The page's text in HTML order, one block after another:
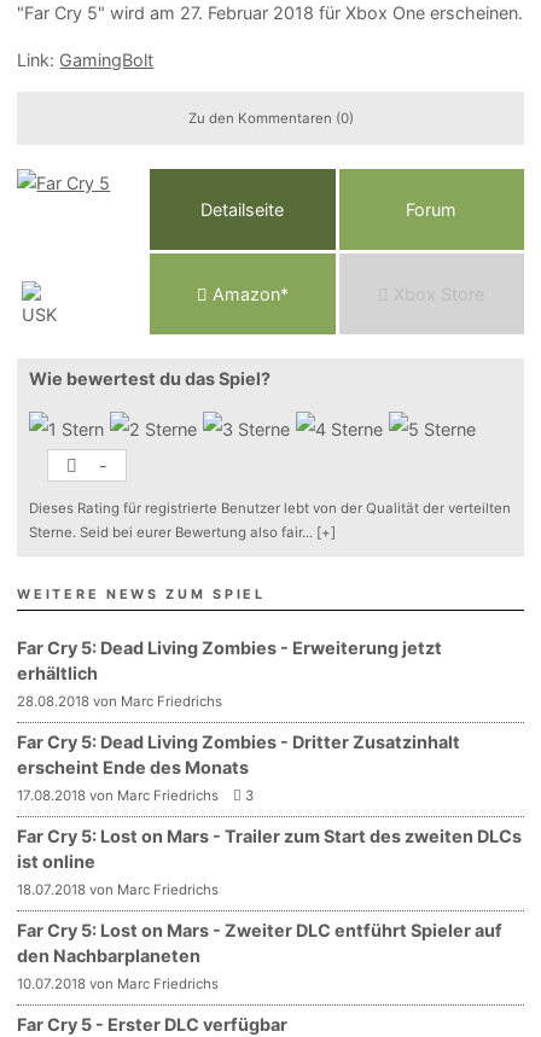
"Far Cry 5" wird am 27. Februar 2018 für Xbox One erscheinen.
Link: GamingBolt
Zu den Kommentaren (0)
Detailseite Forum
Amazon* Xbox Store
Wie bewertest du das Spiel?
-
Dieses Rating für registrierte Benutzer lebt von der Qualität der verteilten
Sterne. Seid bei eurer Bewertung also fair... [+]
WEITERE NEWS ZUM SPIEL
Far Cry 5: Dead Living Zombies - Erweiterung jetzt
erhältlich
28.08.2018 von Marc Friedrichs
Far Cry 5: Dead Living Zombies - Dritter Zusatzinhalt
erscheint Ende des Monats
17.08.2018 von Marc Friedrichs 3
Far Cry 5: Lost on Mars - Trailer zum Start des zweiten DLCs
ist online
18.07.2018 von Marc Friedrichs
Far Cry 5: Lost on Mars - Zweiter DLC entführt Spieler auf
den Nachbarplaneten
10.07.2018 von Marc Friedrichs
Far Cry 5 - Erster DLC verfügbar